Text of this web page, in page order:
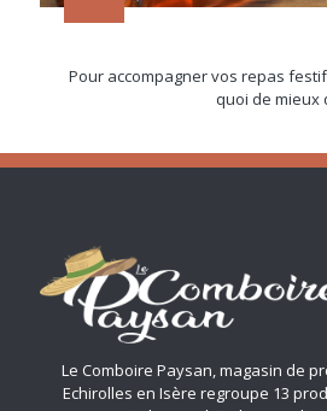
Pour accompagner vos repas
quoi de mieux
Le Comboire Paysan, magasin de
Echirolles en Isère regroupe 13